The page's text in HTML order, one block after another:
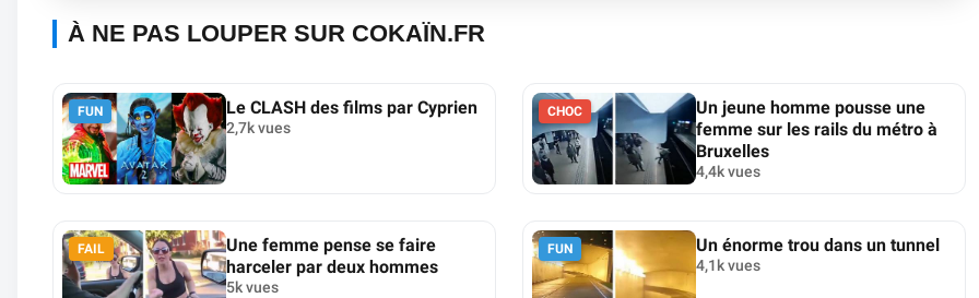
À NE PAS LOUPER SUR COKAÏN.FR
FUN Le CLASH des films par Cyprien
2,7k vues
CHOC
Un jeune homme pousse une
femme sur les rails du métro à
Bruxelles
4,4k vues
FAIL
Une femme pense se faire
harceler par deux hommes
5k vues
FUN Un énorme trou dans un tunnel
4,1k vues